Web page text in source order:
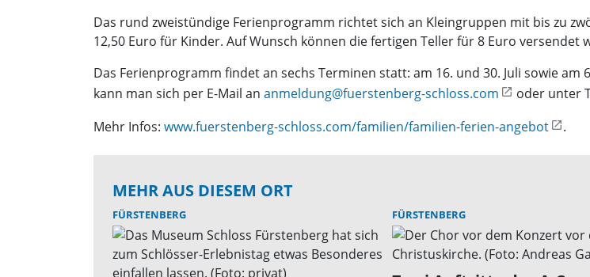
Das rund zweistündige Ferienprogramm richtet sich an Kleingruppen mit bis zu
12,50 Euro für Kinder. Auf Wunsch können die fertigen Teller für 8 Euro versendet
Das Ferienprogramm findet an sechs Terminen statt: am 16. und 30. Juli sowie am
kann man sich per E-Mail an anmeldung@fuerstenberg-schloss.com
oder unter
Mehr Infos: www.fuerstenberg-schloss.com/familien/familien-ferien-angebot .
MEHR AUS DIESEM ORT
FÜRSTENBERG FÜRSTENBERG